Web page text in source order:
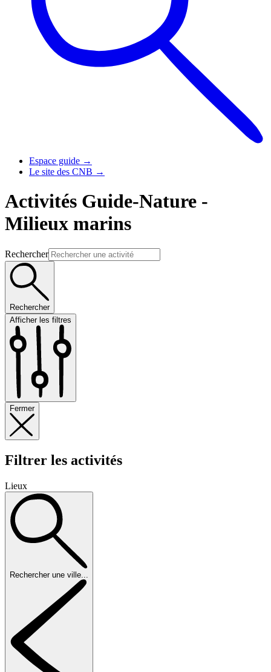
Espace guide →
Le site des CNB →
Activités Guide-Nature -
Milieux marins
Rechercher
Rechercher
Afficher les filtres
Fermer
Filtrer les activités
Lieux
Rechercher une ville...